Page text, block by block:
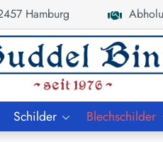
Hamburg
Schilder Blechschilder